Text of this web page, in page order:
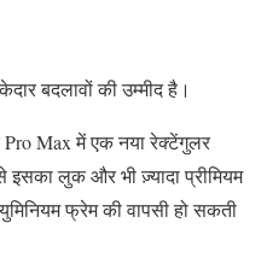
बदलावों की उम्मीद है।
Max में एक नया रेक्टेंगुलर
लुक और भी ज़्यादा प्रीमियम
फ्रेम की वापसी हो सकती